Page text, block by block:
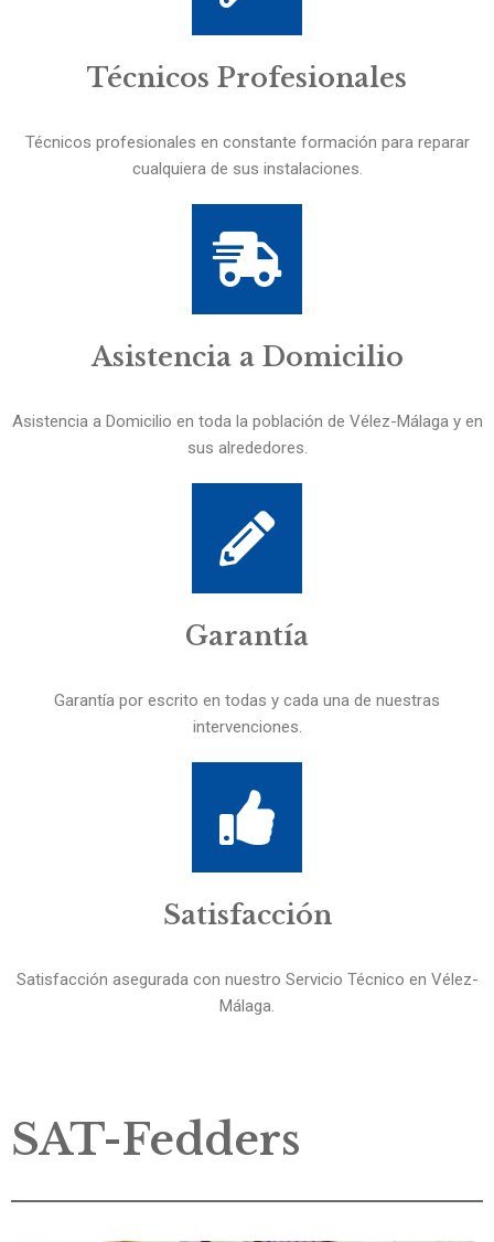
Técnicos Profesionales
Técnicos profesionales en constante formación para reparar
cualquiera de sus instalaciones.
Asistencia a Domicilio
Asistencia a Domicilio en toda la población de Vélez-Málaga y en
sus alrededores.
Garantía
Garantía por escrito en todas y cada una de nuestras
intervenciones.
Satisfacción
Satisfacción asegurada con nuestro Servicio Técnico en Vélez-
Málaga.
SAT-Fedders